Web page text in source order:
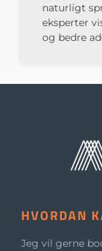
naturligt
eksperter
og bedre
HVORDAN
Jeg vil gerne